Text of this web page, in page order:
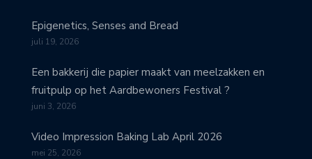
Epigenetics, Senses and Bread
juli 19, 2026
Een bakkerij die papier maakt van meelzakken en
fruitpulp op het Aardbewoners Festival ?
juni 3, 2026
Video Impression Baking Lab April 2026
mei 25, 2026